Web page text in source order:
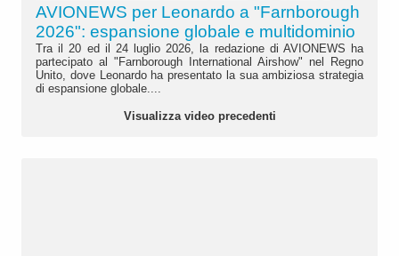
AVIONEWS per Leonardo a "Farnborough
2026": espansione globale e multidominio
Tra il 20 ed il 24 luglio 2026, la redazione di AVIONEWS ha
partecipato al "Farnborough International Airshow" nel Regno
Unito, dove Leonardo ha presentato la sua ambiziosa strategia
di espansione globale....
Visualizza video precedenti